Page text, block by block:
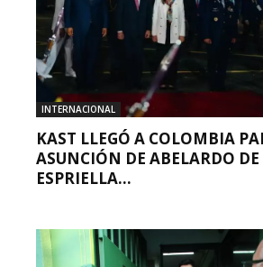
INTERNACIONAL
KAST LLEGÓ A COLOMBIA
ASUNCIÓN DE ABELARDO
ESPRIELLA...